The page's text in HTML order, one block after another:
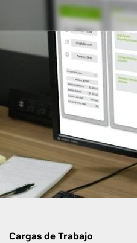
Cargas de Trabajo